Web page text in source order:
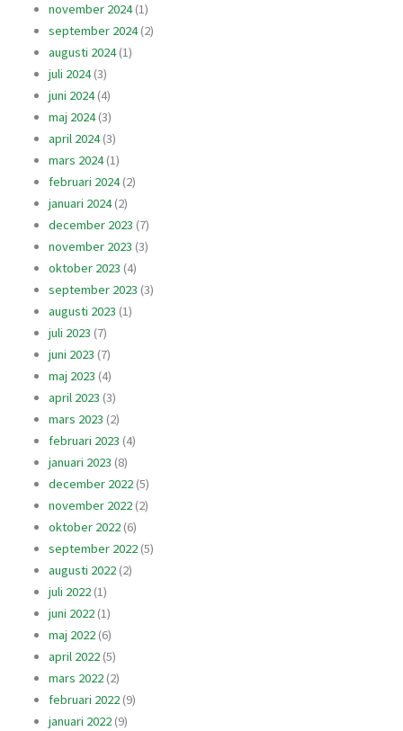
november 2024(1)
september 2024(2)
augusti 2024(1)
juli 2024(3)
juni 2024(4)
maj 2024(3)
april 2024(3)
mars 2024(1)
februari 2024(2)
januari 2024(2)
december 2023 (7)
november 2023 (3)
oktober 2023 (4)
september 2023 (3)
augusti 2023 (1)
juli 2023 (7)
juni 2023 (7)
maj 2023 (4)
april 2023 (3)
mars 2023 (2)
februari 2023 (4)
januari 2023 (8)
december 2022(5)
november 2022(2)
oktober 2022(6)
september 2022(5)
augusti 2022(2)
juli 2022(1)
juni 2022(1)
maj 2022(6)
april 2022(5)
mars 2022(2)
februari 2022(9)
januari 2022(9)